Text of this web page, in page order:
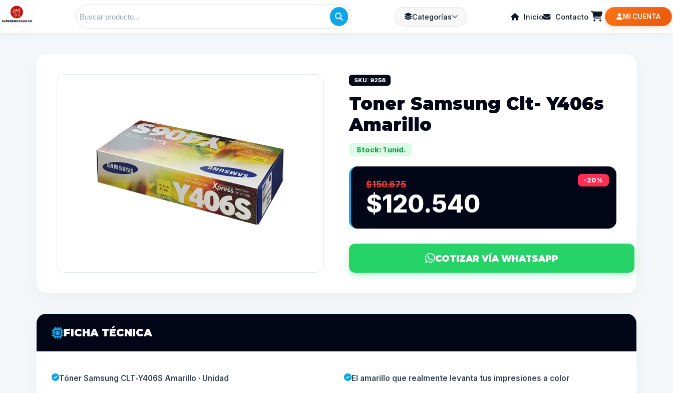
Categorías Inicio Contacto MI CUENTA
SKU: 9258
Toner Samsung Clt- Y406s
Amarillo
Stock: 1 unid.
-20%
$150.675
$120.540
COTIZAR VÍA WHATSAPP
FICHA TÉCNICA
Tóner Samsung CLT‑Y406S Amarillo · Unidad El amarillo que realmente levanta tus impresiones a color